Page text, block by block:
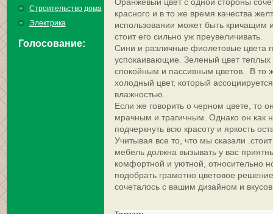
Строительство дома
Электрика
Голосование:
красного и в то же время качества
использовании может быть кричащим
стоит его сильно уж преувеличивать.
Сини и различные фиолетовые цвета
успокаивающие. Зеленый цвет теплых
спокойным и пассивным цветов. В то
холодный цвет, который
влажностью.
Если же говорить о черном цвете, то
мрачным и трагичным. Однако он как
подчеркнуть всю красоту и яркость
Учитывая все то, что мы сказали
мебель должна вызывать у вас
комфортной и уютной, относительно
подобрать грамотно цветовое
сочеталось с вашим дизайном и